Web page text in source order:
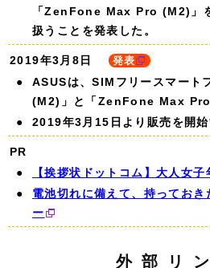
「ZenFone Max Pro (M2)」
扱うことを発表した。
2019年3月8日 発表
ASUSは、SIMフリースマー
(M2)」と「ZenFone Max Pro
2019年3月15日より販売を開始
PR
【挨拶状ドットコム】大人女子
電池切れに備えて、持っておき
ー
外部リ